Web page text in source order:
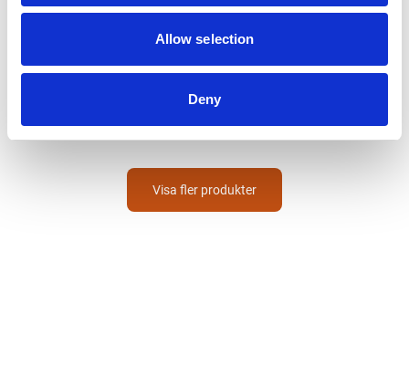
Allow selection
Deny
412RD FM-radio och Nivåberoende
Visa fler produkter